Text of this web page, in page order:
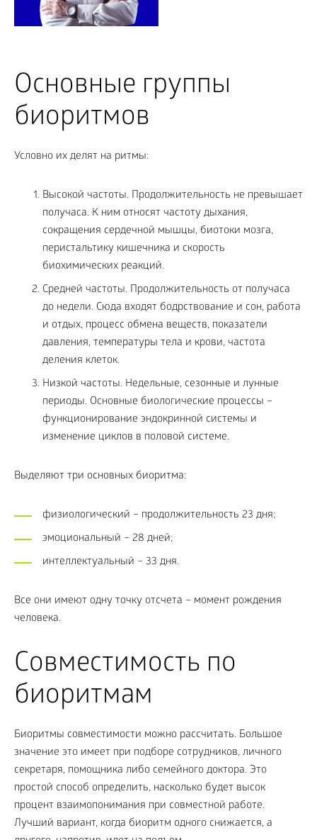
Основные группы
биоритмов
Условно их делят на ритмы:
Высокой частоты. Продолжительность не превышает
получаса. К ним относят частоту дыхания,
сокращения сердечной мышцы, биотоки мозга,
перистальтику кишечника и скорость
биохимических реакций.
Средней частоты. Продолжительность от получаса
до недели. Сюда входят бодрствование и сон, работа
и отдых, процесс обмена веществ, показатели
давления, температуры тела и крови, частота
деления клеток.
Низкой частоты. Недельные, сезонные и лунные
периоды. Основные биологические процессы –
функционирование эндокринной системы и
изменение циклов в половой системе.
Выделяют три основных биоритма:
физиологический – продолжительность 23 дня;
эмоциональный – 28 дней;
интеллектуальный – 33 дня.
Все они имеют одну точку отсчета – момент рождения
человека.
Совместимость по
биоритмам
Биоритмы совместимости можно рассчитать. Большое
значение это имеет при подборе сотрудников, личного
секретаря, помощника либо семейного доктора. Это
простой способ определить, насколько будет высок
процент взаимопонимания при совместной работе.
Лучший вариант, когда биоритм одного снижается, а